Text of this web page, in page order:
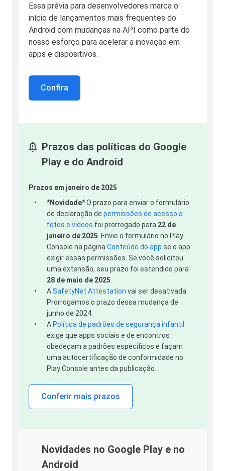
Essa prévia para desenvolvedores marca o
início de lançamentos mais frequentes do
Android com mudanças na API como parte do
nosso esforço para acelerar a inovação em
apps e dispositivos.
Confira
Prazos das políticas do Google
Play e do Android
Prazos em janeiro de 2025
•
*Novidade*O prazo para enviar o formulário
de declaração de permissões de acesso a
fotos e vídeos foi prorrogado para 22 de
janeiro de 2025 . Envie o formulário no Play
Console na página Conteúdo do app se o app
exigir essas permissões. Se você solicitou
uma extensão, seu prazo foi estendido para
28 de maio de 2025
•
ASafetyNet Attestation vai ser desativada.
Prorrogamos o prazo dessa mudança de
junho de 2024.
•
A Política de padrões de segurança infantil
exige que apps sociais e de encontros
obedeçam a padrões específicos e façam
uma autocertificação de conformidade no
Play Console antes da publicação.
Conferir mais prazos
Novidades no Google Play e no
Android